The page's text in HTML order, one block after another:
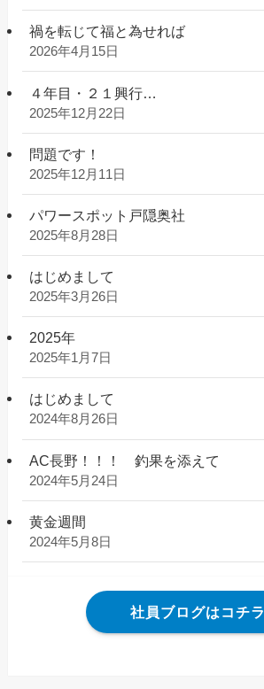
禍を転じて福と為せれば
2026年4月15日
４年目・２１興行…
2025年12月22日
問題です！
2025年12月11日
パワースポット戸隠奥社
2025年8月28日
はじめまして
2025年3月26日
2025年
2025年1月7日
はじめまして
2024年8月26日
AC長野！！！ 釣果を添えて
2024年5月24日
黄金週間
2024年5月8日
社員ブログはコチラ